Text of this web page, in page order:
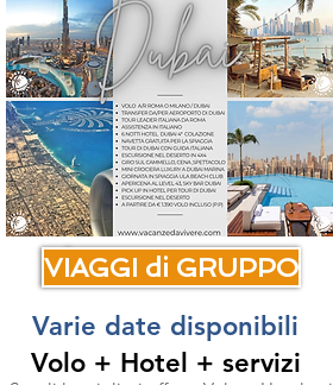
VIAGGI di GRUPPO
Varie date disponibili
Volo + Hotel + servizi